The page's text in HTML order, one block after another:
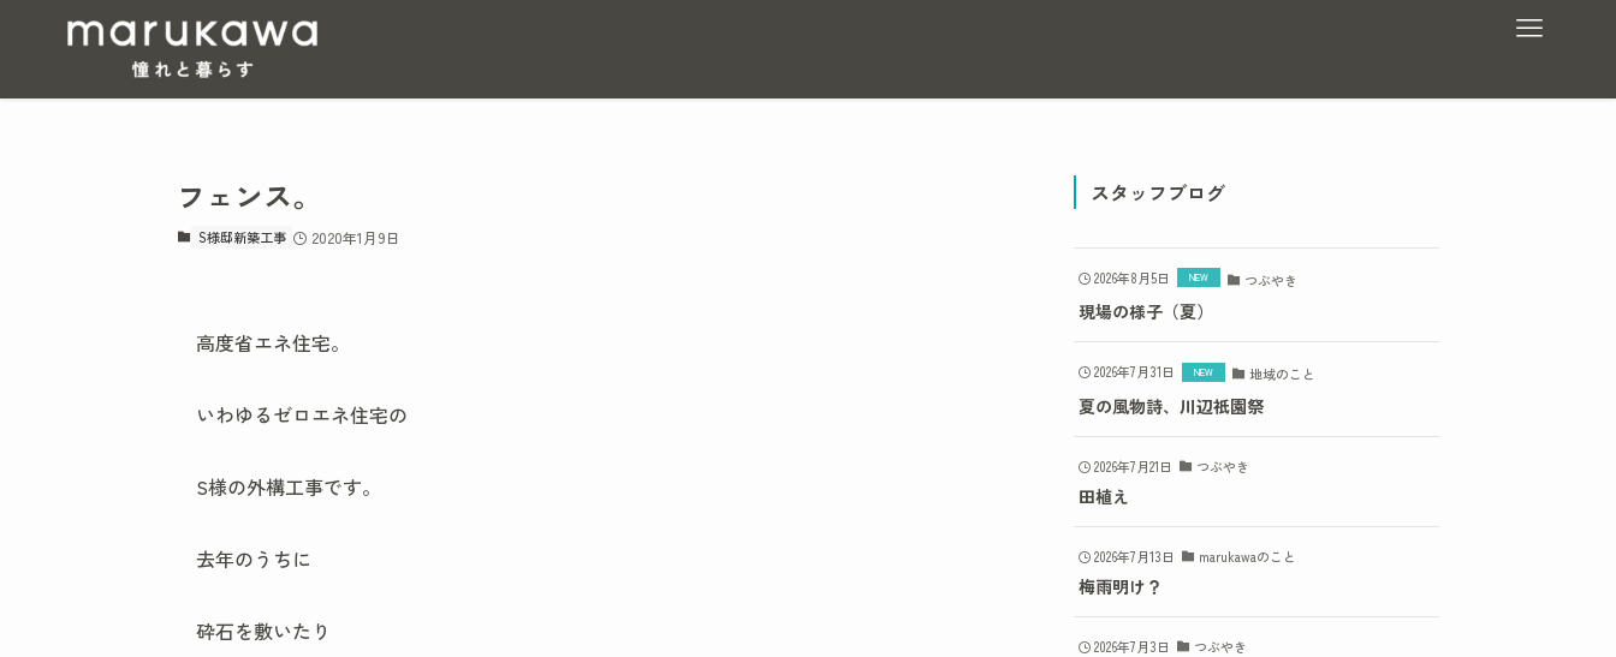
フェンス。
S様邸新築工事 2020年1月9日
高度省エネ住宅。
いわゆるゼロエネ住宅の
S様の外構工事です。
去年のうちに
砕石を敷いたり
スタッフブログ
2026年8月5日 つぶやき
現場の様子（夏）
2026年7月31日 地域のこと
夏の風物詩、川辺祇園祭
2026年7月21日 つぶやき
田植え
2026年7月13日 marukawaのこと
梅雨明け？
2026年7月3日 つぶやき